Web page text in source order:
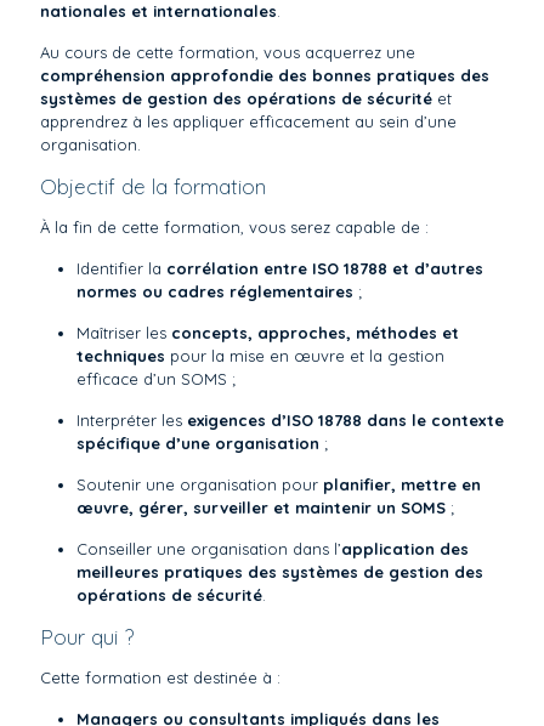
nationales et internationales
Au cours de cette formation, vous acquerrez une
compréhension approfondie des bonnes pratiques des
systèmes de gestion des opérations de sécurité et
apprendrez à les appliquer efficacement au sein d’une
organisation.
Objectif de la formation
À la fin de cette formation, vous serez capable de :
Identifier la corrélation entre ISO 18788 et d’autres
normes ou cadres réglementaires ;
Maîtriser les concepts, approches, méthodes et
techniques pour la mise en œuvre et la gestion
efficace d’un SOMS ;
Interpréter les exigences d’ISO 18788 dans le contexte
spécifique d’une organisation ;
Soutenir une organisation pour planifier, mettre en
œuvre, gérer, surveiller et maintenir un SOMS ;
Conseiller une organisation dans l’application des
meilleures pratiques des systèmes de gestion des
opérations de sécurité
Pour qui ?
Cette formation est destinée à :
Managers ou consultants impliqués dans les